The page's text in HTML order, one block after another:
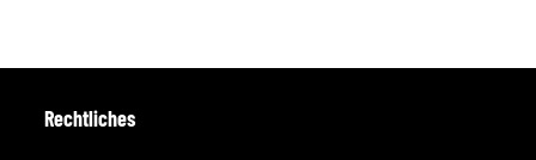
Rechtliches